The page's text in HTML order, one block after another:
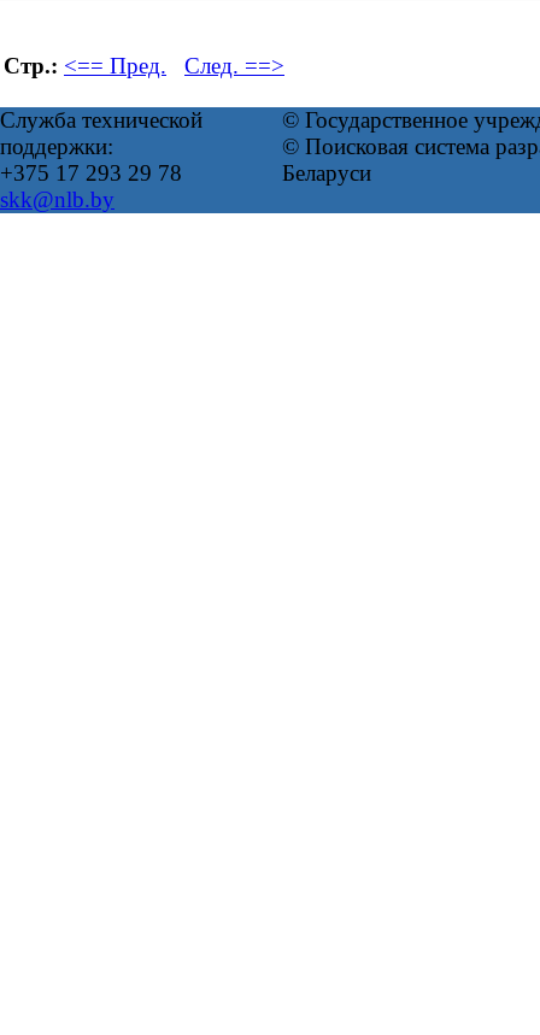
Стр.: <== Пред. След. ==>
Служба технической
поддержки:
+375 17 293 29 78
skk@nlb.by
© Государственное
© Поисковая система
Беларуси